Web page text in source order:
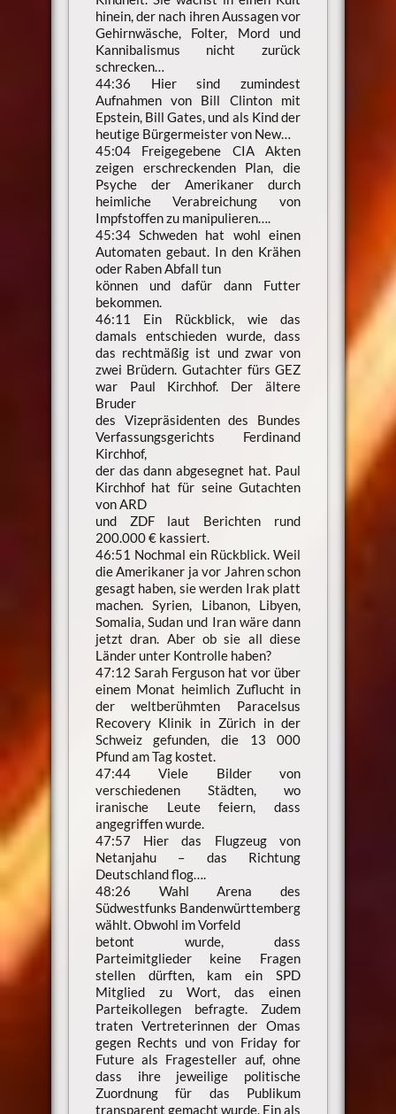
hinein, der nach ihren Aussagen vor
Gehirnwäsche, Folter, Mord und
Kannibalismus nicht zurück
schrecken…
44:36 Hier sind zumindest
Aufnahmen von Bill Clinton mit
Epstein, Bill Gates, und als Kind der
heutige Bürgermeister von New…
45:04 Freigegebene CIA Akten
zeigen erschreckenden Plan, die
Psyche der Amerikaner durch
heimliche Verabreichung von
Impfstoffen zu manipulieren….
45:34 Schweden hat wohl einen
Automaten gebaut. In den Krähen
oder Raben Abfall tun
können und dafür dann Futter
bekommen.
46:11 Ein Rückblick, wie das
damals entschieden wurde, dass
das rechtmäßig ist und zwar von
zwei Brüdern. Gutachter fürs GEZ
war Paul Kirchhof. Der ältere
Bruder
des Vizepräsidenten des Bundes
Verfassungsgerichts Ferdinand
Kirchhof,
der das dann abgesegnet hat. Paul
Kirchhof hat für seine Gutachten
von ARD
und ZDF laut Berichten rund
200.000 € kassiert.
46:51 Nochmal ein Rückblick. Weil
die Amerikaner ja vor Jahren schon
gesagt haben, sie werden Irak platt
machen. Syrien, Libanon, Libyen,
Somalia, Sudan und Iran wäre dann
jetzt dran. Aber ob sie all diese
Länder unter Kontrolle haben?
47:12 Sarah Ferguson hat vor über
einem Monat heimlich Zuflucht in
der weltberühmten Paracelsus
Recovery Klinik in Zürich in der
Schweiz gefunden, die 13 000
Pfund am Tag kostet.
47:44 Viele Bilder von
verschiedenen Städten, wo
iranische Leute feiern, dass
angegriffen wurde.
47:57 Hier das Flugzeug von
Netanjahu – das Richtung
Deutschland flog….
48:26 Wahl Arena des
Südwestfunks Bandenwürttemberg
wählt. Obwohl im Vorfeld
betont wurde, dass
Parteimitglieder keine Fragen
stellen dürften, kam ein SPD
Mitglied zu Wort, das einen
Parteikollegen befragte. Zudem
traten Vertreterinnen der Omas
gegen Rechts und von Friday for
Future als Fragesteller auf, ohne
dass ihre jeweilige politische
Zuordnung für das Publikum
transparent gemacht wurde. Ein als